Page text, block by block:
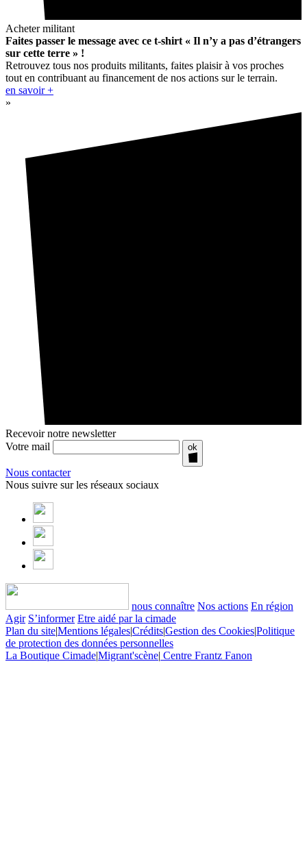
Acheter militant
Faites passer le message avec ce t-shirt « Il n’y a pas d’étrangers
sur cette terre » !
Retrouvez tous nos produits militants, faites plaisir à vos proches
tout en contribuant au financement de nos actions sur le terrain.
en savoir +
»
Recevoir notre newsletter
Votre mail
ok
Nous contacter
Nous suivre sur les réseaux sociaux
nous connaître Nos actions En région
Agir S’informer Etre aidé par la cimade
Plan du site|Mentions légales|Crédits|Gestion des Cookies|Politique
de protection des données personnelles
La Boutique Cimade|Migrant'scène| Centre Frantz Fanon